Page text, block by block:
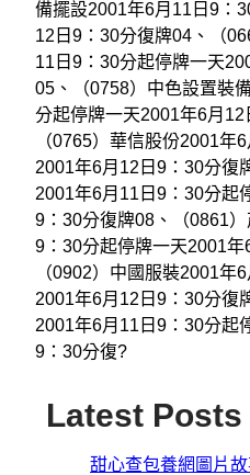
備擺設2001年6月11日9：
12日9：30分復牌04、（
11日9：30分起停牌一天
05、（0758）中色設置裝
分起停牌一天2001年6月12
（0765）華信股份2001年
2001年6月12日9：30分復
2001年6月11日9：30分起
9：30分復牌08、（0861
9：30分起停牌一天2001年
（0902）中國服裝2001年
2001年6月12日9：30分復
2001年6月11日9：30分起
9：30分復?
Latest Posts
甜心查包養網圖片